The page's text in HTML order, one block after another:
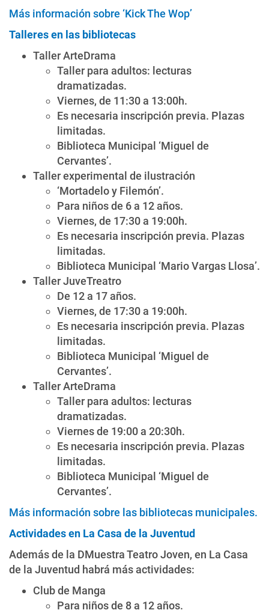
Más información sobre ‘Kick The Wop’
Talleres en las bibliotecas
Taller ArteDrama
Taller para adultos: lecturas
dramatizadas.
Viernes, de 11:30 a 13:00h.
Es necesaria inscripción previa. Plazas
limitadas.
Biblioteca Municipal ‘Miguel de
Cervantes’.
Taller experimental de ilustración
‘Mortadelo y Filemón’.
Para niños de 6 a 12 años.
Viernes, de 17:30 a 19:00h.
Es necesaria inscripción previa. Plazas
limitadas.
Biblioteca Municipal ‘Mario Vargas Llosa’.
Taller JuveTreatro
De 12 a 17 años.
Viernes, de 17:30 a 19:00h.
Es necesaria inscripción previa. Plazas
limitadas.
Biblioteca Municipal ‘Miguel de
Cervantes’.
Taller ArteDrama
Taller para adultos: lecturas
dramatizadas.
Viernes de 19:00 a 20:30h.
Es necesaria inscripción previa. Plazas
limitadas.
Biblioteca Municipal ‘Miguel de
Cervantes’.
Más información sobre las bibliotecas municipales.
Actividades en La Casa de la Juventud
Además de la DMuestra Teatro Joven, en La Casa
de la Juventud habrá más actividades:
Club de Manga
Para niños de 8 a 12 años.